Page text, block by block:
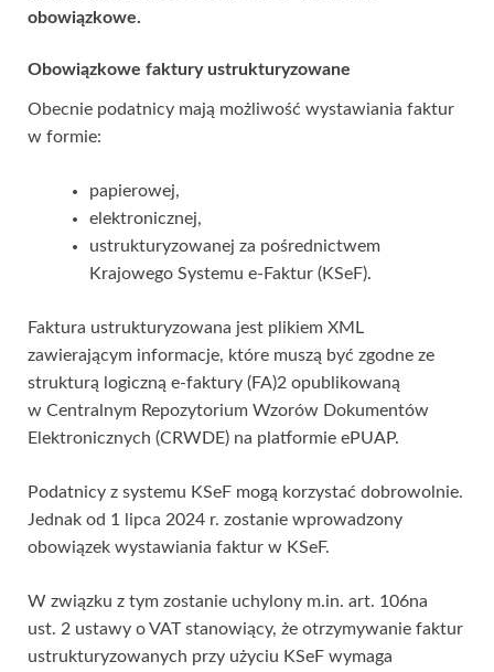
obowiązkowe.
Obowiązkowe faktury ustrukturyzowane
Obecnie podatnicy mają możliwość wystawiania faktur
w formie:
papierowej,
elektronicznej,
ustrukturyzowanej za pośrednictwem
Krajowego Systemu e-Faktur (KSeF).
Faktura ustrukturyzowana jest plikiem XML
zawierającym informacje, które muszą być zgodne ze
strukturą logiczną e-faktury (FA)2 opublikowaną
w Centralnym Repozytorium Wzorów Dokumentów
Elektronicznych (CRWDE) na platformie ePUAP.
Podatnicy z systemu KSeF mogą korzystać dobrowolnie.
Jednak od 1 lipca 2024 r. zostanie wprowadzony
obowiązek wystawiania faktur w KSeF.
W związku z tym zostanie uchylony m.in. art. 106na
ust. 2 ustawy o VAT stanowiący, że otrzymywanie faktur
ustrukturyzowanych przy użyciu KSeF wymaga